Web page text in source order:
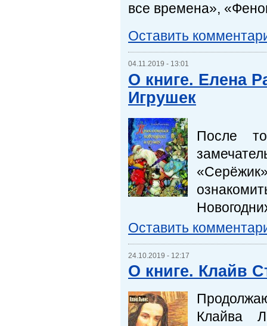
все времена»,
Оставить
04.11.2019 - 13:01
О книге. Елена
Игрушек
После
Оставить
24.10.2019 - 12:17
О книге. Клайв
Клайва